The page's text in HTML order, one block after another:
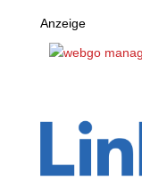
Anzeige